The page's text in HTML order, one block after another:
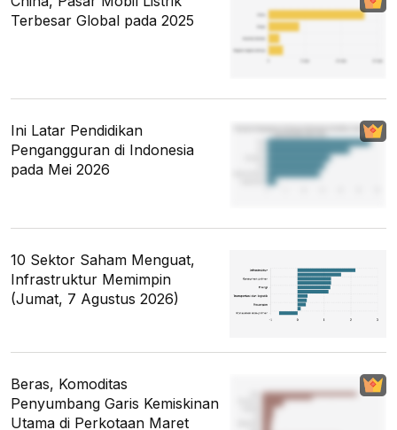
Terbesar Global pada 2025
Ini Latar Pendidikan
Pengangguran di Indonesia
pada Mei 2026
10 Sektor Saham Menguat,
Infrastruktur Memimpin
(Jumat, 7 Agustus 2026)
Beras, Komoditas
Penyumbang Garis Kemiskinan
Utama di Perkotaan Maret